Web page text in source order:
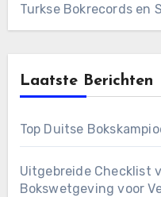
Turkse Bokrecords en
Laatste Berichten
Top Duitse
Uitgebreide Checklist
Bokswetgeving voor